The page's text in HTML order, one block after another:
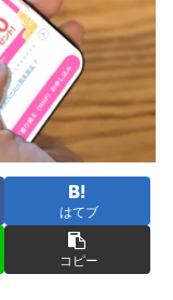
はてブ
コピー